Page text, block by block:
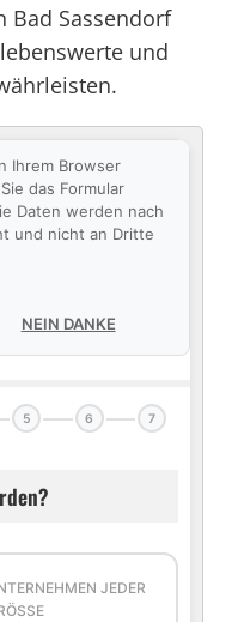
Bad Sassendorf
und
Ihrem Browser
das Formular
Daten werden nach
und nicht an Dritte
NEIN DANKE
5 6 7
JEDER